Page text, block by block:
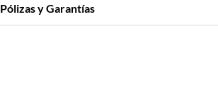
Pólizas y Garantías